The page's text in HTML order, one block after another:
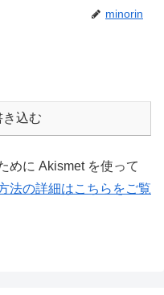
minorin
き込む
めに Akismet を使って
法の詳細はこちらをご覧